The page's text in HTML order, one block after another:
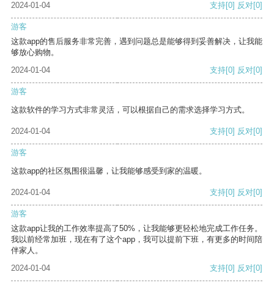
2024-01-04 支持[0] 反对[0]
游客
这款app的售后服务非常完善，遇到问题总是能够得到妥善解决，让我能
够放心购物。
2024-01-04
支持[0] 反对[0]
游客
这款软件的学习方式非常灵活，可以根据自己的需求选择学习方式。
2024-01-04 支持[0] 反对[0]
游客
这款app的社区氛围很温馨，让我能够感受到家的温暖。
2024-01-04 支持[0] 反对[0]
游客
这款app让我的工作效率提高了50%，让我能够更轻松地完成工作任务。
我以前经常加班，现在有了这个app，我可以提前下班，有更多的时间陪
伴家人。
2024-01-04
支持[0] 反对[0]